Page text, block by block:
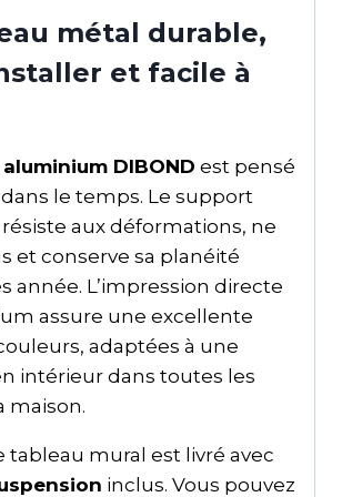
métal durable,
et facile à
DIBOND est pensé
le temps. Le support
aux déformations, ne
et conserve sa planéité
année. L’impression directe
assure une excellente
adaptées à une
intérieur dans toutes les
maison.
tableau mural est livré avec
inclus. Vous pouvez